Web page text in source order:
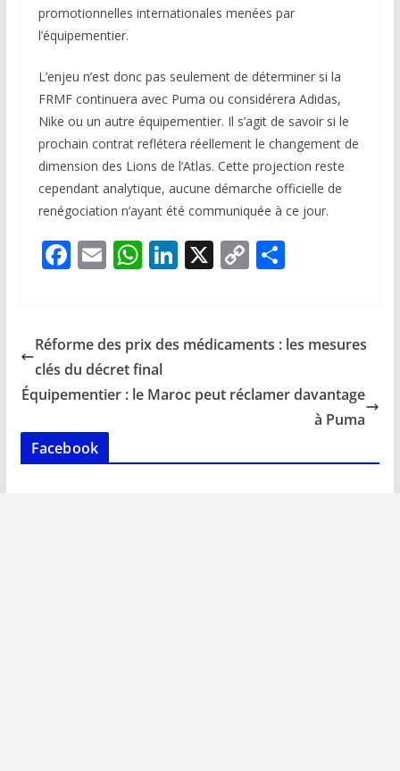
promotionnelles internationales menées par
l’équipementier.
L’enjeu n’est donc pas seulement de déterminer si la
FRMF continuera avec Puma ou considérera Adidas,
Nike ou un autre équipementier. Il s’agit de savoir si le
prochain contrat reflétera réellement le changement de
dimension des Lions de l’Atlas. Cette projection reste
cependant analytique, aucune démarche officielle de
renégociation n’ayant été communiquée à ce jour.
F
b
o
o
k
E
l
W
s
A
p
Li
e
n
X C
y
n
P
g
Réforme des prix des médicaments : les mesures
clés du décret final
Équipementier : le Maroc peut réclamer davantage
à Puma
Facebook